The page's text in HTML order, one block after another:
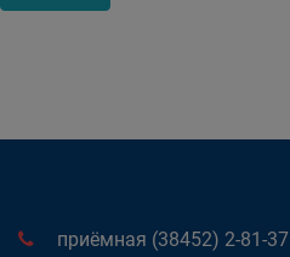
приёмная (38452) 2-81-37